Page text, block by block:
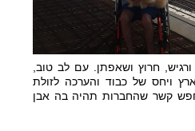
חרוץ ושאפתן. עם לב טוב,
ויחס של כבוד והערכה לזולת
קשר שהחברות תהיה בה אבן